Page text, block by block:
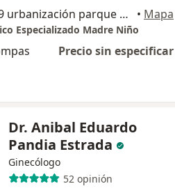
jirón tarica 5109 urbanización parque naranjal los olivos, Los Olivos • Mapa
Especializado Madre Niño
Precio sin especificar
Dr. Anibal Eduardo
Pandia Estrada
Ginecólogo
52 opinión